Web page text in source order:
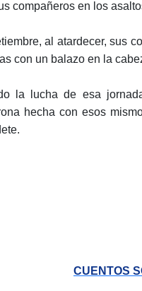
compañeros en los
al atardecer, sus
con un balazo en la
la lucha de esa
hecha con esos
CUENTOS